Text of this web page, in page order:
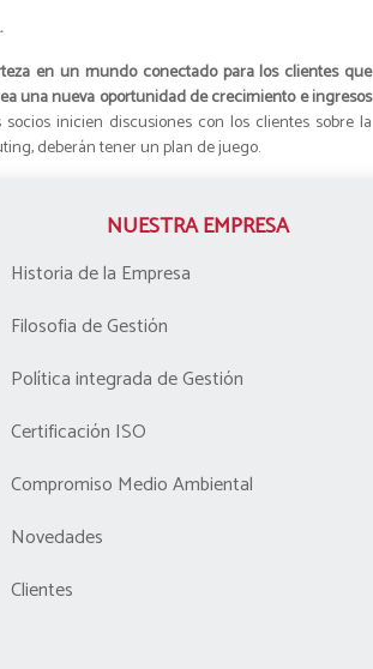
en un mundo conectado para los clientes que
una nueva oportunidad de crecimiento e ingresos
inicien discusiones con los clientes sobre la
deberán tener un plan de juego.
NUESTRA EMPRESA
Historia de la Empresa
Filosofia de Gestión
Política integrada de Gestión
Certificación ISO
Compromiso Medio Ambiental
Novedades
Clientes